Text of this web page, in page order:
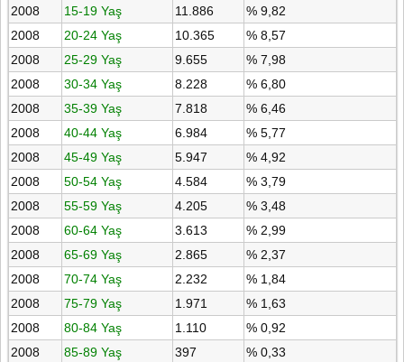
2008
15-19 Yaş 11.886
% 9,82
2008
20-24 Yaş 10.365
% 8,57
2008
25-29 Yaş 9.655
% 7,98
2008
30-34 Yaş 8.228
% 6,80
2008
35-39 Yaş 7.818
% 6,46
2008
40-44 Yaş 6.984
% 5,77
2008
45-49 Yaş 5.947
% 4,92
2008
50-54 Yaş 4.584
% 3,79
2008
55-59 Yaş 4.205
% 3,48
2008
60-64 Yaş 3.613
% 2,99
2008
65-69 Yaş 2.865
% 2,37
2008
70-74 Yaş 2.232
% 1,84
2008
75-79 Yaş 1.971
% 1,63
2008
80-84 Yaş 1.110
% 0,92
2008
85-89 Yaş 397 % 0,33